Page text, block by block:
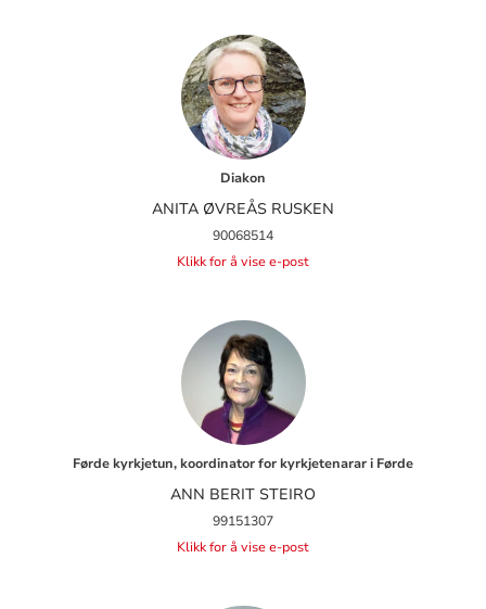
Diakon
ANITA ØVREÅS RUSKEN
90068514
Klikk for å vise e-post
Førde kyrkjetun, koordinator for kyrkjetenarar i Førde
ANN BERIT STEIRO
99151307
Klikk for å vise e-post